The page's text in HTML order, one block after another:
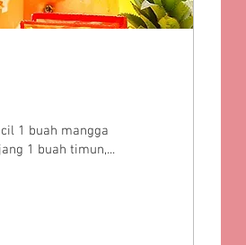
1 buah mangga
1 buah timun,...